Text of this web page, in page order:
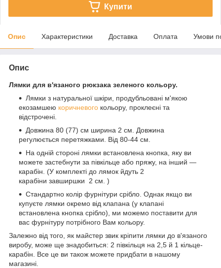
Купити
Опис Характеристики Доставка Оплата Умови
Опис
Лямки для в'язаного рюкзака зеленого кольору.
Лямки з натуральної шкіри, продубльовані м'якою
екозамшею коричневого кольору, проклеєні та
відстрочені.
Довжина 80 (77) см ширина 2 см. Довжина
регулюється перетяжками. Від 80-44 см.
На одній стороні лямки встановлена кнопка, яку ви
можете застебнути за півкільце або пряжу, на інший —
карабін. (У комплекті до лямок йдуть 2
карабіни завширшки 2 см. )
Стандартно колір фурнітури срібло. Однак якщо ви
купуєте лямки окремо від клапана (у клапані
встановлена кнопка срібло), ми можемо поставити для
вас фурнітуру потрібного Вам кольору.
Залежно від того, як майстер звик кріпити лямки до в'язаного
виробу, може ще знадобиться: 2 півкільця на 2,5 й 1 кільце-
карабін. Все це ви також можете придбати в нашому
магазині.